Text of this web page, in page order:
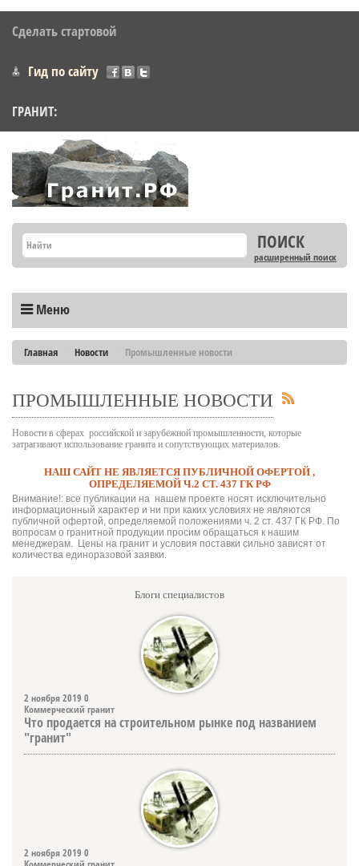
Сделать стартовой
Гид по сайту
ГРАНИТ:
расширенный поиск
Меню
Главная Новости Промышленные новости
ПРОМЫШЛЕННЫЕ НОВОСТИ
Новости в сферах российской и зарубежной промышленности, которые
затрагивают использование гранита и сопутствующих материалов.
НАШ САЙТ НЕ ЯВЛЯЕТСЯ ПУБЛИЧНОЙ ОФЕРТОЙ ,
ОПРЕДЕЛЯЕМОЙ Ч.2 СТ. 437 ГК РФ
Внимание!: все публикации на нашем проекте носят исключительно
информационный характер и ни при каких условиях не являются
публичной офертой, определяемой положениями ч. 2 ст. 437 ГК РФ. По
вопросам о гранитной продукции просим обращаться к нашим
менеджерам. Цены на гранит и условия поставки сильно зависят от
количества единоразовой заявки.
Блоги специалистов
2 ноября 2019 0
Коммерческий гранит
Что продается на строительном рынке под названием
"гранит"
2 ноября 2019 0